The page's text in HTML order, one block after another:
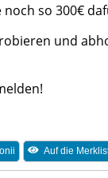
so 300€
und
Auf die